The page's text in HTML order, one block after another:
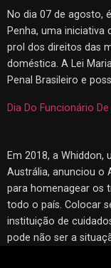
No dia 07 de agosto,
Penha, uma iniciativa
prol dos direitos das
doméstica. A Lei
Penal Brasileiro e
Dia Do Funcionário
Em 2018, a
Austrália, anunciou o
para homenagear os
todo o país. Colocar
instituição de
pode não ser a